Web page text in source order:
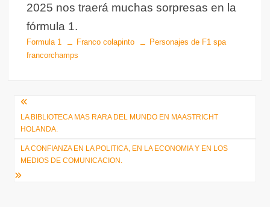
2025 nos traerá muchas sorpresas en la
fórmula 1.
Formula 1 Franco colapinto
Personajes de F1 spa
francorchamps
Navegación
de
entradas
LA BIBLIOTECA MAS RARA DEL MUNDO EN MAASTRICHT
HOLANDA.
LA CONFIANZA EN LA POLITICA, EN LA ECONOMIA Y EN LOS
MEDIOS DE COMUNICACION.